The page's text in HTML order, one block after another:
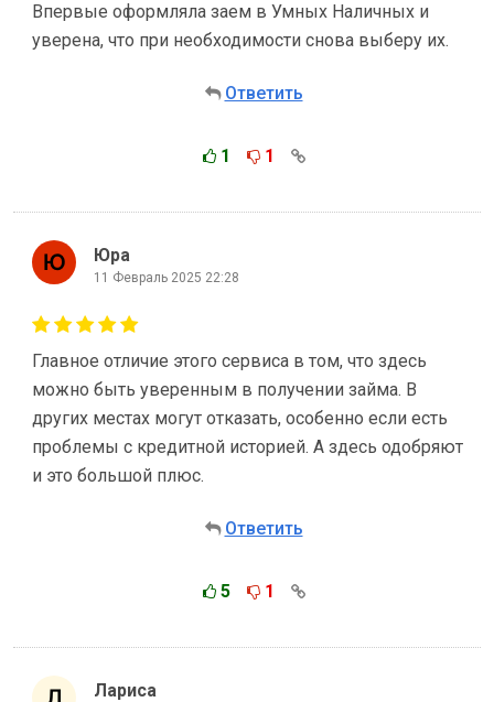
Впервые оформляла заем в Умных Наличных и
уверена, что при необходимости снова выберу их.
Ответить
1 1
Юра
11 Февраль 2025 22:28
Главное отличие этого сервиса в том, что здесь
можно быть уверенным в получении займа. В
других местах могут отказать, особенно если есть
проблемы с кредитной историей. А здесь одобряют
и это большой плюс.
Ответить
5 1
Лариса